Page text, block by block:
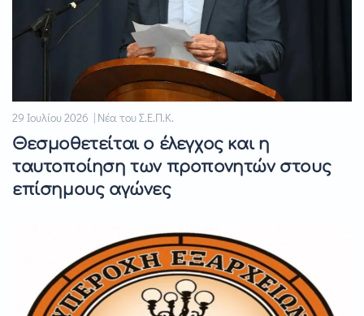
29 Ιουλίου 2026 | Νέα του Σ.Ε.Π.Κ.
Θεσμοθετείται ο έλεγχος και η
ταυτοποίηση των προπονητών στους
επίσημους αγώνες